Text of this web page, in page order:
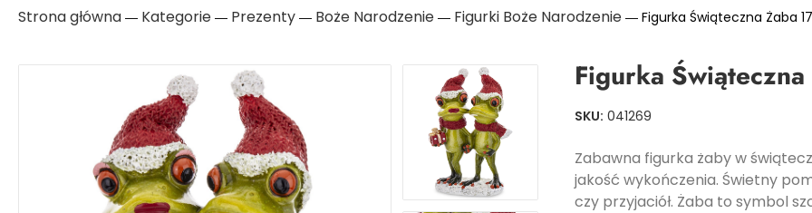
Strona główna ― Kategorie ― Prezenty ― Boże Narodzenie ― Figurki Boże Narodzenie ― Figurka Świąteczna Żaba
Figurka Świąteczna
SKU: 041269
Zabawna figurka żaby w
jakość wykończenia. Świetny
czy przyjaciół. Żaba to symbol